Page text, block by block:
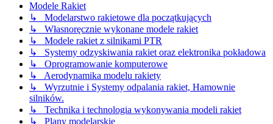
Modele Rakiet
↳ Modelarstwo rakietowe dla początkujących
↳ Własnoręcznie wykonane modele rakiet
↳ Modele rakiet z silnikami PTR
↳ Systemy odzyskiwania rakiet oraz elektronika pokładowa
↳ Oprogramowanie komputerowe
↳ Aerodynamika modelu rakiety
↳ Wyrzutnie i Systemy odpalania rakiet, Hamownie
silników.
↳ Technika i technologia wykonywania modeli rakiet
↳ Plany modelarskie